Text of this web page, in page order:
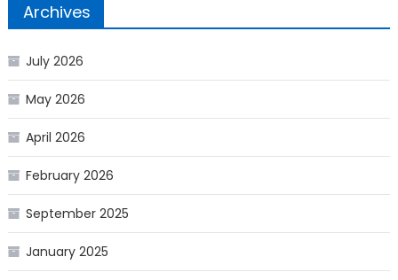
Archives
July 2026
May 2026
April 2026
February 2026
September 2025
January 2025